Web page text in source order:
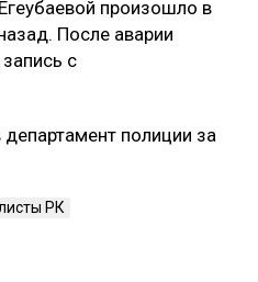
произошло в
После аварии
с
полиции за
РК